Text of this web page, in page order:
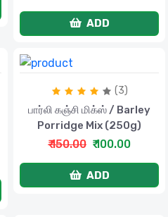
ADD
(3)
பார்லி கஞ்சி மிக்ஸ் / Barley
Porridge Mix (250g)
₹ 150.00 ₹ 100.00
ADD